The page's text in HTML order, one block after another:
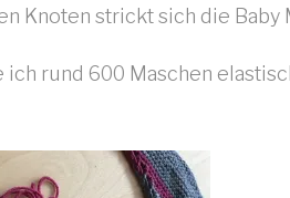
Knoten strickt sich die Baby
ich rund 600 Maschen